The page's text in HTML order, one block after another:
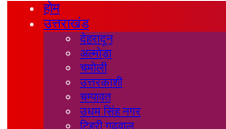
होम
उत्तराखंड
देहरादून
अल्मोड़ा
चमोली
उत्तरकाशी
चम्पावत
उधम सिंह नगर
टिहरी गढ़वाल